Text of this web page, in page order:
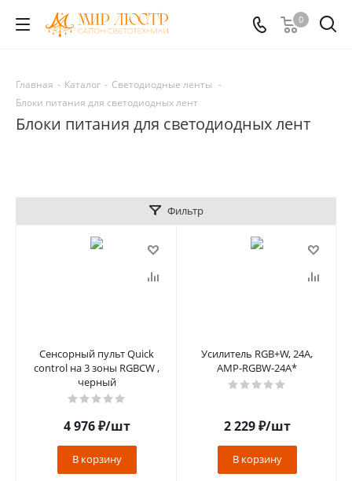
0
Главная - Каталог - Светодиодные ленты -
Блоки питания для светодиодных лент
Блоки питания для светодиодных лент
Фильтр
Сенсорный пульт Quick
control на 3 зоны RGBCW ,
черный
4 976₽/шт
В корзину
Усилитель RGB+W, 24А,
AMP-RGBW-24A*
2 229₽/шт
В корзину